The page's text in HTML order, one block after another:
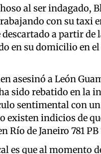
al ser indagado,
con su taxi
a partir de
en su domicilio en
asesinó a León
sido rebatido en la
sentimental con
existen indicios de
de Janeiro 781 PB
es que al momento